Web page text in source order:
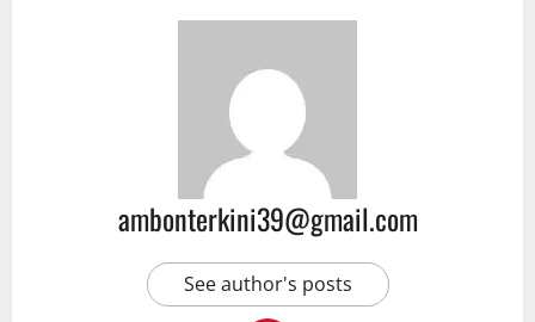
ambonterkini39@gmail.com
See author's posts